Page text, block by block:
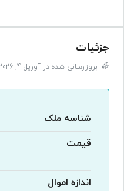
جزئیات
بروزرسانی شده در آوریل 4, 2026 در 7:44 ق.ظ
شناسه ملک
قیمت
اندازه اموال